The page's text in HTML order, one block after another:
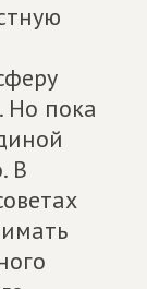
Но пока
В